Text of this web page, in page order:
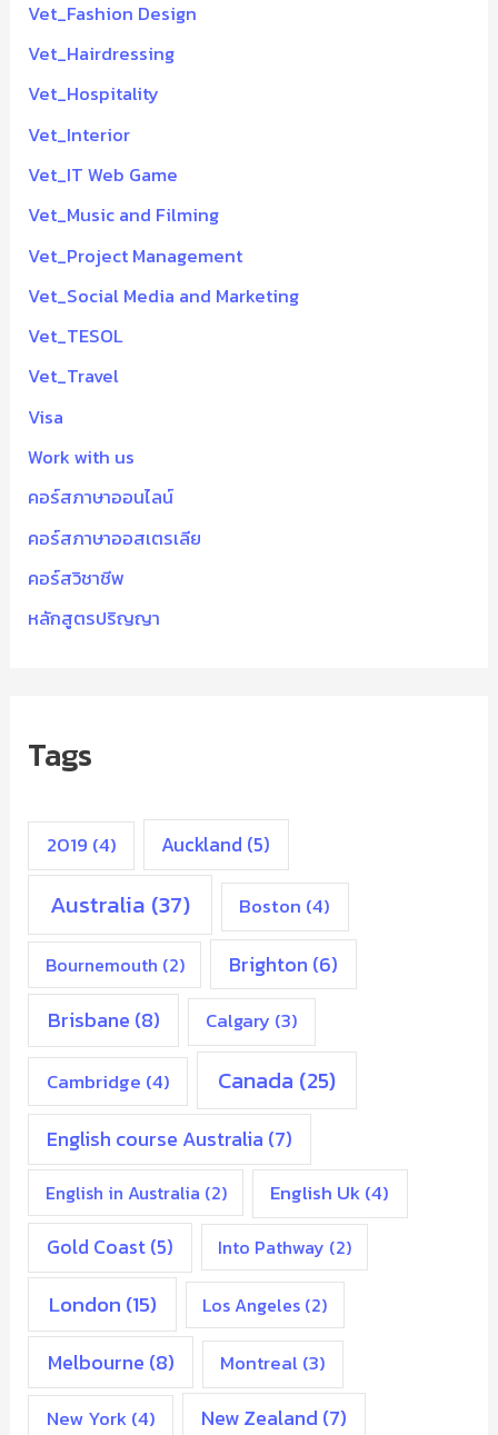
Vet_Fashion Design
Vet_Hairdressing
Vet_Hospitality
Vet_Interior
Vet_IT Web Game
Vet_Music and Filming
Vet_Project Management
Vet_Social Media and Marketing
Vet_TESOL
Vet_Travel
Visa
Work with us
คอร์สภาษาออนไลน์
คอร์สภาษาออสเตรเลีย
คอร์สวิชาชีพ
หลักสูตรปริญญา
Tags
2019 (4) Auckland (5)
Australia (37) Boston (4)
Bournemouth (2) Brighton (6)
Brisbane (8) Calgary (3)
Cambridge (4) Canada (25)
English course Australia (7)
English in Australia (2) English Uk(4)
Gold Coast(5) Into Pathway (2)
London (15) Los Angeles (2)
Melbourne (8) Montreal(3)
New York(4) New Zealand (7)